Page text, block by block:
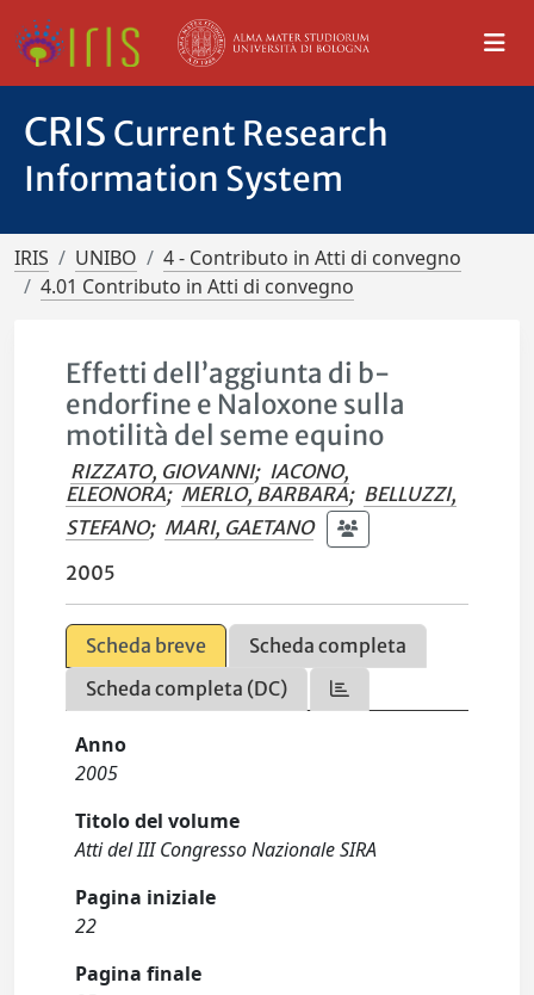
CRIS Current Research
Information System
IRIS UNIBO
4 - Contributo in Atti di convegno
4.01 Contributo in Atti di convegno
Effetti dell’aggiunta di b-
endorfine e Naloxone sulla
motilità del seme equino
RIZZATO, GIOVANNI; IACONO,
ELEONORA; MERLO, BARBARA; BELLUZZI,
STEFANO; MARI, GAETANO
2005
Scheda breve
Scheda completa
Scheda completa (DC)
Anno
2005
Titolo del volume
Atti del III Congresso Nazionale SIRA
Pagina iniziale
22
Pagina finale